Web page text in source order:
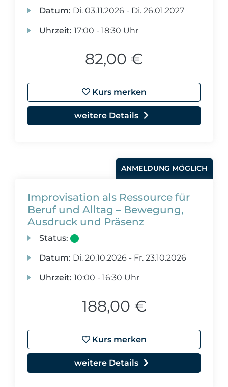
Datum: Di. 03.11.2026 - Di. 26.01.2027
Uhrzeit: 17:00 - 18:30 Uhr
82,00 €
Kurs merken
weitere Details
ANMELDUNG MÖGLICH
Improvisation als Ressource für
Beruf und Alltag – Bewegung,
Ausdruck und Präsenz
Status:
Datum: Di. 20.10.2026 - Fr. 23.10.2026
Uhrzeit: 10:00 - 16:30 Uhr
188,00 €
Kurs merken
weitere Details